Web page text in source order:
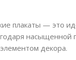
плакаты — это
насыщенной
декора.